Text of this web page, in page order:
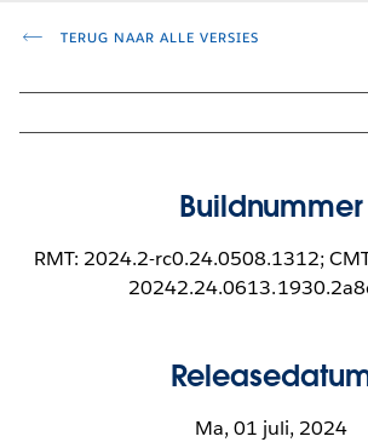
TERUG NAAR ALLE VERSIES
Buildnummer
RMT: 2024.2-rc0.24.0508.1312;
Ma, 01 juli, 2024